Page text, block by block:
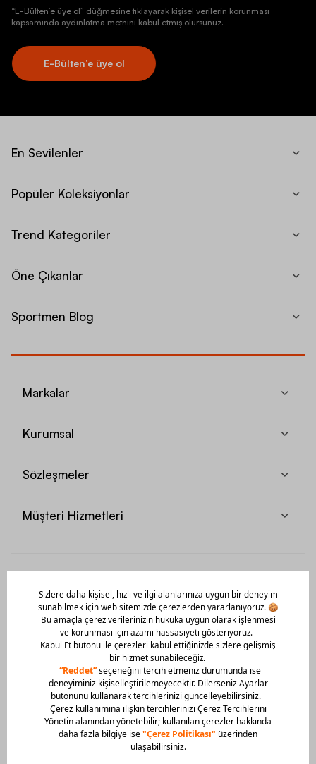
“E-Bülten’e üye ol” düğmesine tıklayarak kişisel verilerin korunması
kapsamında aydınlatma metnini kabul etmiş olursunuz.
E-Bülten’e üye ol
En Sevilenler
Popüler Koleksiyonlar
Trend Kategoriler
Öne Çıkanlar
Sportmen Blog
Markalar
Kurumsal
Sözleşmeler
Müşteri Hizmetleri
Mobil Uygulamamızı Hemen İndir!